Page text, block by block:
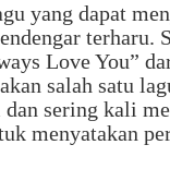
yang dapat
terharu.
Love You”
salah satu
dan sering kali
menyatakan